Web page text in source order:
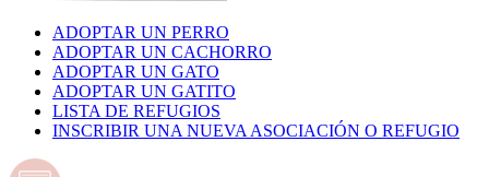
ADOPTAR UN PERRO
ADOPTAR UN CACHORRO
ADOPTAR UN GATO
ADOPTAR UN GATITO
LISTA DE REFUGIOS
INSCRIBIR UNA NUEVA ASOCIACIÓN O REFUGIO